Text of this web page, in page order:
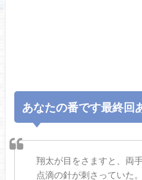
あなたの番です最終回
翔太が目をさますと、両
点滴の針が刺さっていた。